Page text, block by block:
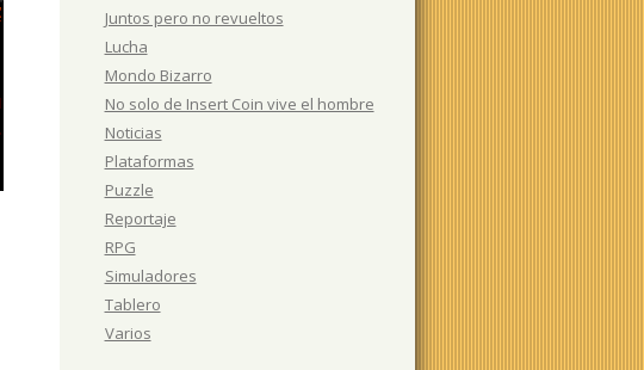
Juntos pero no revueltos
Lucha
Mondo Bizarro
No solo de Insert Coin vive el hombre
Noticias
Plataformas
Puzzle
Reportaje
RPG
Simuladores
Tablero
Varios